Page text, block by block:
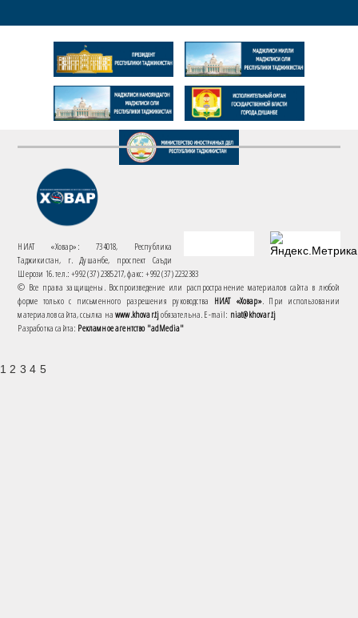
НИАТ «Ховар»: 734018, Республика
Таджикистан, г. Душанбе, проспект Саъди
Шерози 16. тел.: +992 (37) 2385217, факс: +992 (37) 2232383
© Все права защищены. Воспроизведение или распространение материалов сайта в любой
форме только с письменного разрешения руководства НИАТ «Ховар». При использовании
материалов сайта, ссылка наwww.khovar.tjобязательна. E-mail: niat@khovar.tj
Разработка сайта: Рекламное агентство "adMedia"
1 2 3 4 5